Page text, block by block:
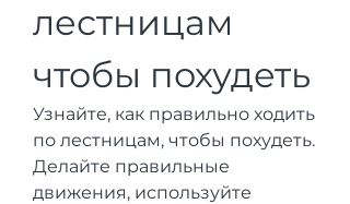
лестницам
чтобы похудеть
Узнайте, как правильно ходить
по лестницам, чтобы похудеть.
Делайте правильные
движения, используйте